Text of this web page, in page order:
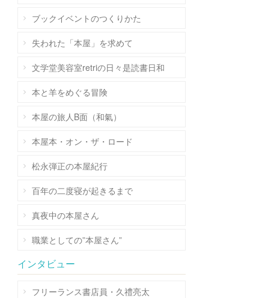
ブックイベントのつくりかた
失われた「本屋」を求めて
文学堂美容室retriの日々是読書日和
本と羊をめぐる冒険
本屋の旅人B面（和氣）
本屋本・オン・ザ・ロード
松永弾正の本屋紀行
百年の二度寝が起きるまで
真夜中の本屋さん
職業としての”本屋さん”
インタビュー
フリーランス書店員・久禮亮太